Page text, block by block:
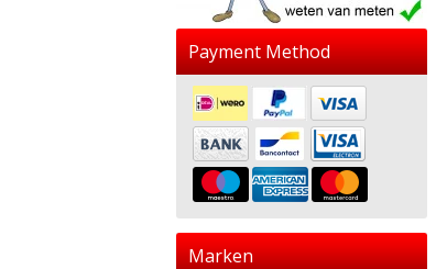
Payment Method
Marken